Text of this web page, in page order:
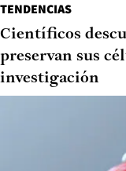
TENDENCIAS
Científicos
preservan sus
investigación